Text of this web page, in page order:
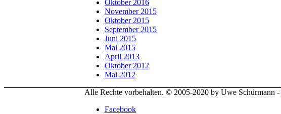
Oktober 2016
November 2015
Oktober 2015
September 2015
Juni 2015
Mai 2015
April 2013
Oktober 2012
Mai 2012
Alle Rechte vorbehalten. © 2005-2020 by Uwe Schürmann -
Facebook